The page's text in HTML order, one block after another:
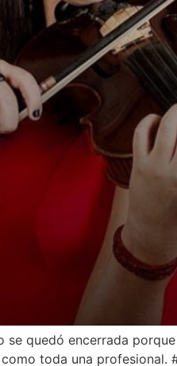
quedó encerrada
toda una profesional.